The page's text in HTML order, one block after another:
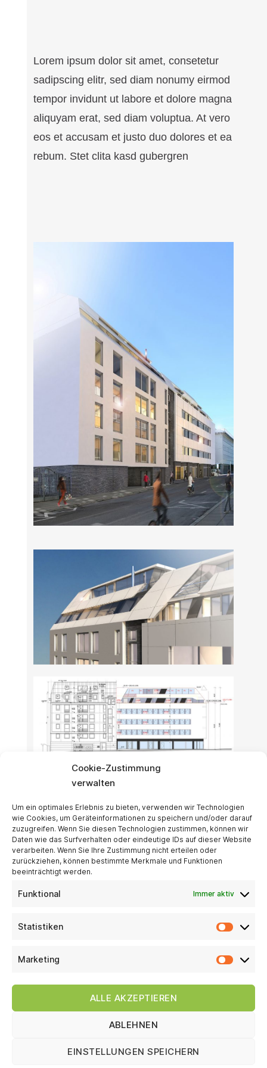
Cookie-Zustimmung
verwalten
Um ein optimales Erlebnis zu bieten, verwenden wir Technologien
wie Cookies, um Geräteinformationen zu speichern und/oder darauf
zuzugreifen. Wenn Sie diesen Technologien zustimmen, können wir
Daten wie das Surfverhalten oder eindeutige IDs auf dieser Website
verarbeiten. Wenn Sie Ihre Zustimmung nicht erteilen oder
zurückziehen, können bestimmte Merkmale und Funktionen
beeinträchtigt werden.
Funktional Immer aktiv
Statistiken
Marketing
ALLE AKZEPTIEREN
ABLEHNEN
EINSTELLUNGEN SPEICHERN
Lorem ipsum dolor sit amet, consetetur
sadipscing elitr, sed diam nonumy eirmod
tempor invidunt ut labore et dolore magna
aliquyam erat, sed diam voluptua. At vero
eos et accusam et justo duo dolores et ea
rebum. Stet clita kasd gubergren
Nutzfläche vor dem Ausbau: ca. 180 qm
Wohnfläche nach dem Ausbau: ca. 180
qm
Planung und Ausführung
Architekt: Max Mustermann